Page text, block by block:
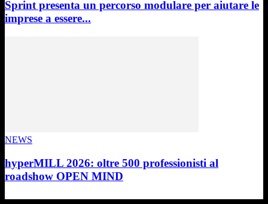
Sprint presenta un percorso modulare per aiutare le
imprese a essere...
NEWS
hyperMILL 2026: oltre 500 professionisti al
roadshow OPEN MIND